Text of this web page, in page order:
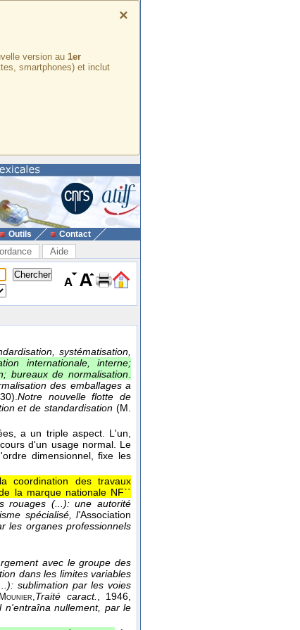
×
version au 1er
smartphones) et inclut
Outils Contact
Aide
systématisation,
internationale, interne;
bureaux de normalisation.
des emballages a
Notre nouvelle flotte de
et de standardisation (M.
a un triple aspect. L'un,
d'un usage normal. Le
dimensionnel, fixe les
coordination des travaux
la marque nationale NF``
rouages (...): une autorité
spécialisé, l'Association
les organes professionnels
avec le groupe des
dans les limites variables
sublimation par les voies
Mounier,Traité caract., 1946,
n'entraîna nullement, par le